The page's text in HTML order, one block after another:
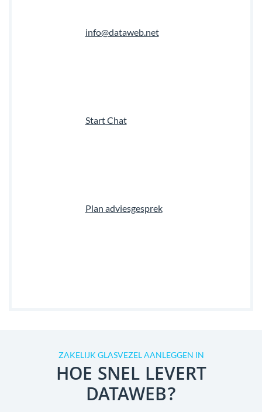
info@dataweb.net
Start Chat
Plan adviesgesprek
ZAKELIJK GLASVEZEL AANLEGGEN IN
HOE SNEL LEVERT
DATAWEB?